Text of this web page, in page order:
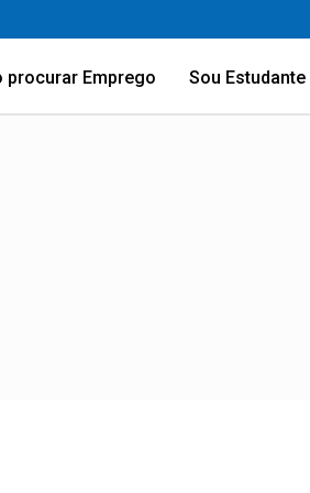
procurar Emprego Sou Estudante